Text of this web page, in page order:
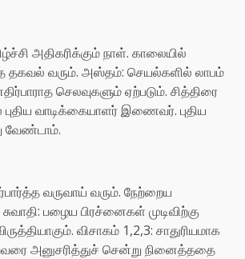
அதிகரிக்கும் நாள். காலையில்
தகவல் வரும். அஸ்தம்: செயல்களில் லாபம்
செலவுகளும் ஏற்படும். சித்திரை
புதிய வாடிக்கையாளர் இணைவர். புதிய
வேண்டாம்.
வருவாய் வரும். நேற்றைய
பழைய பிரச்னைகள் முடிவிற்கு
விசாகம் 1,2,3: சாதுரியமாக
அனுசரித்துச் சென்று நினைத்ததை